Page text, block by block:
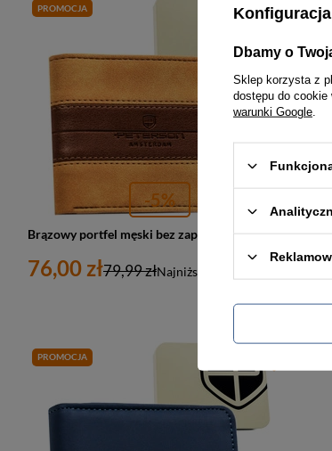
PROMOCJA
-5%
76,00 zł Najniższa cena:
79,99 zł
PROMOCJA
Dbamy o
Sklep korzysta z
dostępu do cookie
warunki Google